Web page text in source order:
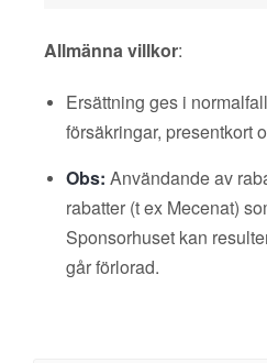
Allmänna villkor:
Ersättning ges i
försäkringar, presentkort
Obs: Användande av
rabatter (t ex Mecenat)
Sponsorhuset kan
går förlorad.